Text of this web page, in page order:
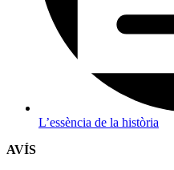
L’essència de la història
AVÍS